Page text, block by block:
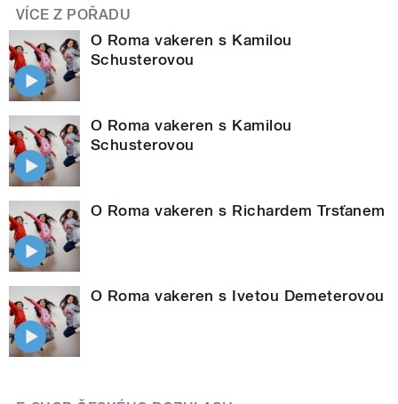
VÍCE Z POŘADU
O Roma vakeren s Kamilou
Schusterovou
O Roma vakeren s Kamilou
Schusterovou
O Roma vakeren s Richardem Trsťanem
O Roma vakeren s Ivetou Demeterovou